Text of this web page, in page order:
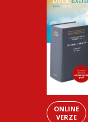
ONLINE
VERZE